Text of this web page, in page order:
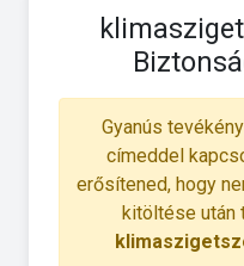
Gyanús
címeddel
erősítened, hogy
kitöltése után